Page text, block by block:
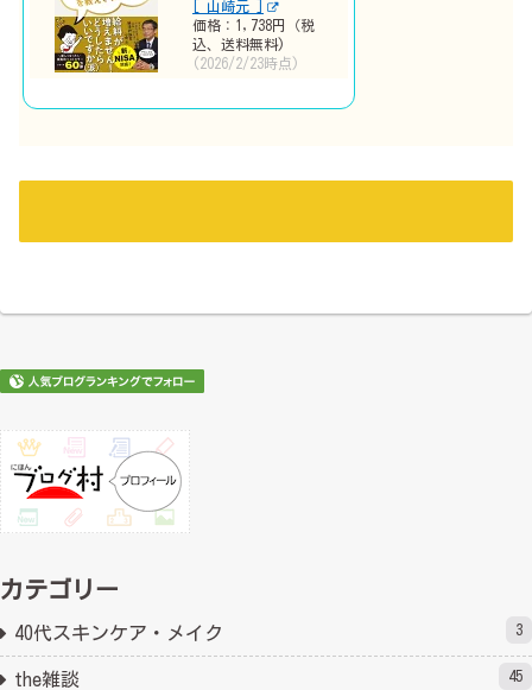
[ 山崎元 ]
価格：1,738円（税
込、送料無料)
(2026/2/23時点)
カテゴリー
40代スキンケア・メイク 3
the雑談 45